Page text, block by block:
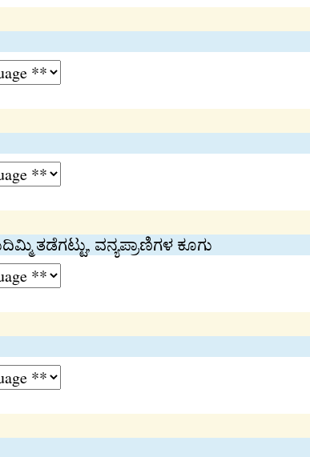
ತಡೆಗಟ್ಟು, ವನ್ಯಪ್ರಾಣಿಗಳ ಕೂಗು